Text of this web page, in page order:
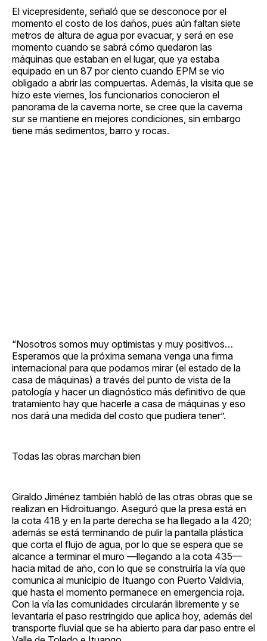
El vicepresidente, señaló que se desconoce por el
momento el costo de los daños, pues aún faltan siete
metros de altura de agua por evacuar, y será en ese
momento cuando se sabrá cómo quedaron las
máquinas que estaban en el lugar, que ya estaba
equipado en un 87 por ciento cuando EPM se vio
obligado a abrir las compuertas. Además, la visita que se
hizo este viernes, los funcionarios conocieron el
panorama de la caverna norte, se cree que la caverna
sur se mantiene en mejores condiciones, sin embargo
tiene más sedimentos, barro y rocas.
“Nosotros somos muy optimistas y muy positivos…
Esperamos que la próxima semana venga una firma
internacional para que podamos mirar (el estado de la
casa de máquinas) a través del punto de vista de la
patología y hacer un diagnóstico más definitivo de que
tratamiento hay que hacerle a casa de máquinas y eso
nos dará una medida del costo que pudiera tener”.
Todas las obras marchan bien
Giraldo Jiménez también habló de las otras obras que se
realizan en Hidroituango. Aseguró que la presa está en
la cota 418 y en la parte derecha se ha llegado a la 420;
además se está terminando de pulir la pantalla plástica
que corta el flujo de agua, por lo que se espera que se
alcance a terminar el muro —llegando a la cota 435—
hacia mitad de año, con lo que se construiría la vía que
comunica al municipio de Ituango con Puerto Valdivia,
que hasta el momento permanece en emergencia roja.
Con la vía las comunidades circularán libremente y se
levantaría el paso restringido que aplica hoy, además del
transporte fluvial que se ha abierto para dar paso entre el